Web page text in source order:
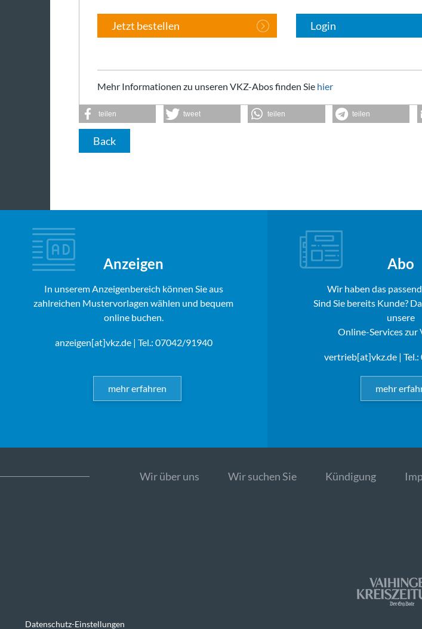
Jetzt bestellen Login
Mehr Informationen zu unseren VKZ-Abos finden Sie hier
teilen tweet teilen teilen
Back
Anzeigen
In unserem Anzeigenbereich können Sie aus
zahlreichen Mustervorlagen wählen und bequem
online buchen.
anzeigen[at]vkz.de| Tel.: 07042/91940
mehr erfahren
Abo
Wir haben das
Sind Sie bereits Kunde?
unsere
Online-Services zur
vertrieb[at]vkz.de|
mehr
Wir über uns Wir suchen Sie Kündigung
Datenschutz-Einstellungen